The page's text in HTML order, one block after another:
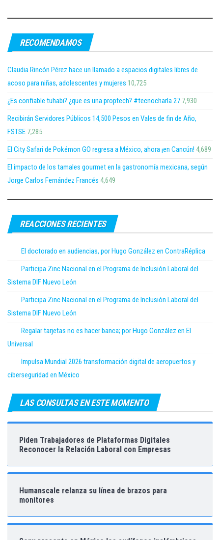
RECOMENDAMOS
Claudia Rincón Pérez hace un llamado a espacios digitales libres de
acoso para niñas, adolescentes y mujeres 10,725
¿Es confiable tuhabi? ¿que es una proptech? #tecnocharla 27 7,930
Recibirán Servidores Públicos 14,500 Pesos en Vales de fin de Año,
FSTSE 7,285
El City Safari de Pokémon GO regresa a México, ahora ¡en Cancún! 4,689
El impacto de los tamales gourmet en la gastronomía mexicana, según
Jorge Carlos Fernández Francés 4,649
REACCIONES RECIENTES
El doctorado en audiencias, por Hugo González en ContraRéplica
Participa Zinc Nacional en el Programa de Inclusión Laboral del
Sistema DIF Nuevo León
Participa Zinc Nacional en el Programa de Inclusión Laboral del
Sistema DIF Nuevo León
Regalar tarjetas no es hacer banca; por Hugo González en El
Universal
Impulsa Mundial 2026 transformación digital de aeropuertos y
ciberseguridad en México
LAS CONSULTAS EN ESTE MOMENTO
Piden Trabajadores de Plataformas Digitales
Reconocer la Relación Laboral con Empresas
Humanscale relanza su línea de brazos para
monitores